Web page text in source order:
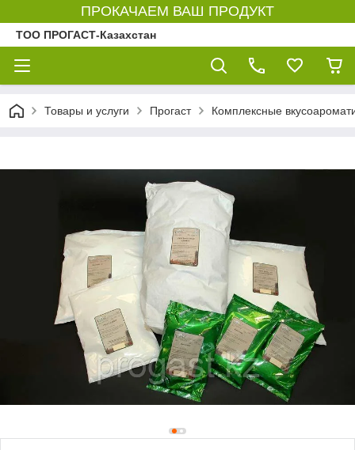
ПРОКАЧАЕМ ВАШ ПРОДУКТ
ТОО ПРОГАСТ-Казахстан
Товары и услуги Прогаст Комплексные